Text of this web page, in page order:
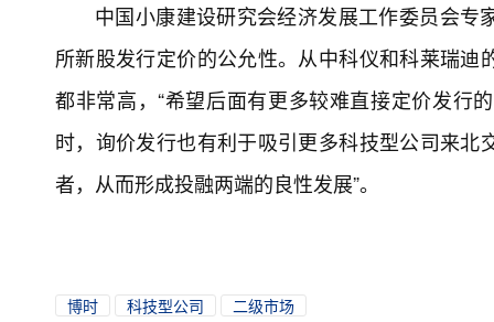
中国小康建设研究会经济发展工作委员会
所新股发行定价的公允性。从中科仪和科莱瑞
都非常高，“希望后面有更多较难直接定价发行
时，询价发行也有利于吸引更多科技型公司来
者，从而形成投融两端的良性发展”。
博时 科技型公司 二级市场